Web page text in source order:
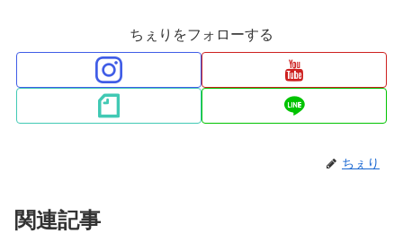
ちぇりをフォローする
ちぇり
関連記事